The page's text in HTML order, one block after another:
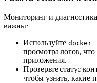
Мониторинг и
важны:
Используйте docker
просмотра логов,
приложения.
Проверьте статус
чтобы узнать, какие